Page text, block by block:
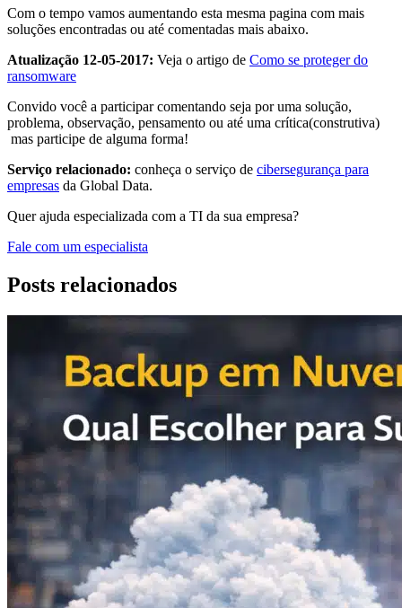
Com o tempo vamos aumentando esta mesma pagina com mais
soluções encontradas ou até comentadas mais abaixo.
Atualização 12-05-2017: Veja o artigo de Como se proteger do
ransomware
Convido você a participar comentando seja por uma solução,
problema, observação, pensamento ou até uma crítica(construtiva)
mas participe de alguma forma!
Serviço relacionado: conheça o serviço de cibersegurança para
empresas da Global Data.
Quer ajuda especializada com a TI da sua empresa?
Fale com um especialista
Posts relacionados